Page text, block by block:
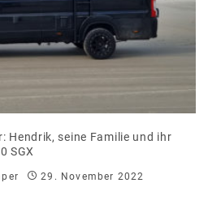
Hendrik, seine Familie und ihr
SGX
29. November 2022